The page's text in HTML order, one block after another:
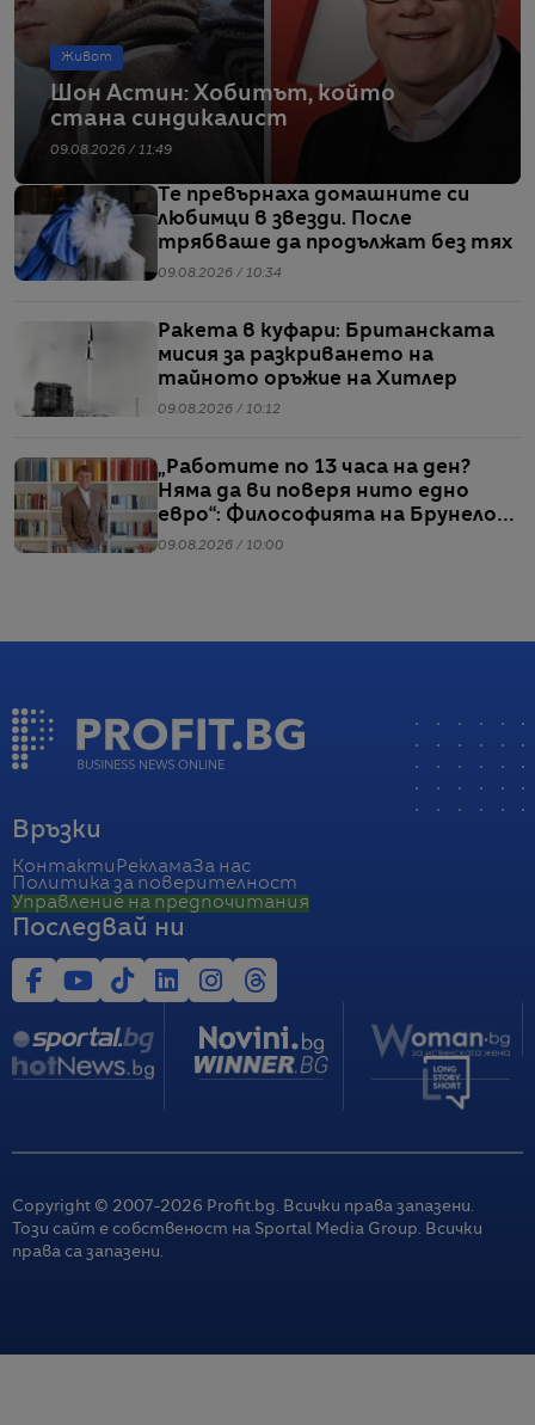
Живот
Шон Астин: Хобитът, който
стана синдикалист
09.08.2026 / 11:49
Те превърнаха домашните си
любимци в звезди. После
трябваше да продължат без тях
09.08.2026 / 10:34
Ракета в куфари: Британската
мисия за разкриването на
тайното оръжие на Хитлер
09.08.2026 / 10:12
„Работите по 13 часа на ден?
Няма да ви поверя нито едно
евро“: Философията на Брунело
Кучинели за бизнеса и живота
09.08.2026 / 10:00
Връзки
Контакти РекламаЗа нас
Политика за поверителност
Управление на предпочитания
Последвай ни
Copyright © 2007-2026 Profit.bg. Всички права запазени.
Този сайт е собственост на Sportal Media Group. Всички
права са запазени.